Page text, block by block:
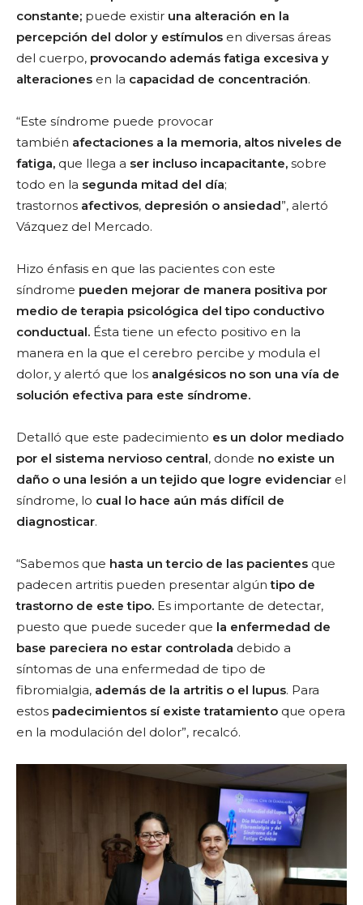
constante; puede existir una alteración en la
percepción del dolor y estímulos en diversas áreas
del cuerpo, provocando además fatiga excesiva y
alteraciones en la capacidad de concentración.
“Este síndrome puede provocar
también afectaciones a la memoria, altos niveles de
fatiga, que llega a ser incluso incapacitante, sobre
todo en la segunda mitad del día;
trastornos afectivos, depresión o ansiedad”, alertó
Vázquez del Mercado.
Hizo énfasis en que las pacientes con este
síndrome pueden mejorar de manera positiva por
medio de terapia psicológica del tipo conductivo
conductual. Ésta tiene un efecto positivo en la
manera en la que el cerebro percibe y modula el
dolor, y alertó que los analgésicos no son una vía de
solución efectiva para este síndrome.
Detalló que este padecimiento es un dolor mediado
por el sistema nervioso central, donde no existe un
daño o una lesión a un tejido que logre evidenciar el
síndrome, lo cual lo hace aún más difícil de
diagnosticar.
“Sabemos que hasta un tercio de las pacientes que
padecen artritis pueden presentar algún tipo de
trastorno de este tipo. Es importante de detectar,
puesto que puede suceder que la enfermedad de
base pareciera no estar controlada debido a
síntomas de una enfermedad de tipo de
fibromialgia, además de la artritis o el lupus. Para
estos padecimientos sí existe tratamiento que opera
en la modulación del dolor”, recalcó.